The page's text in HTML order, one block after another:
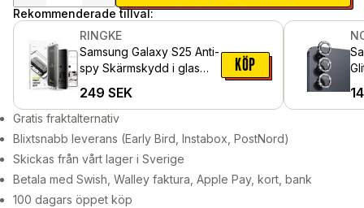
Rekommenderade tillval:
RINGKE
Samsung Galaxy S25 Anti-
spy Skärmskydd i glas
pack)
249 SEK
KÖP
Gratis fraktalternativ
Blixtsnabb leverans (Early Bird, Instabox, PostNord)
Skickas från vårt lager i Sverige
Betala med Swish, Walley faktura, Apple Pay, kort, bank
100 dagars öppet köp